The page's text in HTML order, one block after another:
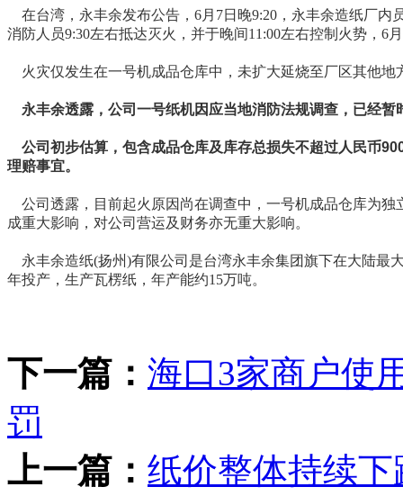
在台湾，永丰余发布公告，6月7日晚9:20，永丰余造纸厂内
消防人员9:30左右抵达灭火，并于晚间11:00左右控制火势，6
火灾仅发生在一号机成品仓库中，未扩大延烧至厂区其他地
永丰余透露，公司一号纸机因应当地消防法规调查，已经
公司初步估算，包含成品仓库及库存总损失不超过人民币
理赔事宜。
公司透露，目前起火原因尚在调查中，一号机成品仓库为
成重大影响，对公司营运及财务亦无重大影响。
永丰余造纸(扬州)有限公司是台湾永丰余集团旗下在大陆最
年投产，生产瓦楞纸，年产能约15万吨。
下一篇： 海口3家商户使
罚
上一篇： 纸价整体持续